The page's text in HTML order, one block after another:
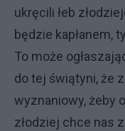
ukręcili łeb
będzie kapłanem,
To może
do tej świątyni, że
wyznaniowy, żeby
złodziej chce nas